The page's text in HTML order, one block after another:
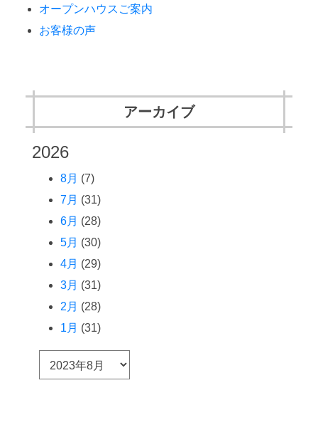
オープンハウスご案内
お客様の声
アーカイブ
2026
8月 (7)
7月 (31)
6月 (28)
5月 (30)
4月 (29)
3月 (31)
2月 (28)
1月 (31)
ー